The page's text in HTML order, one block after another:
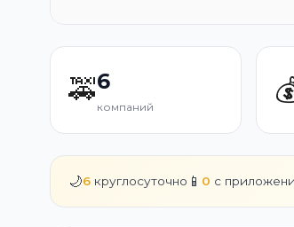
🚕6
компаний
🌙6 круглосуточно 📱 0 с